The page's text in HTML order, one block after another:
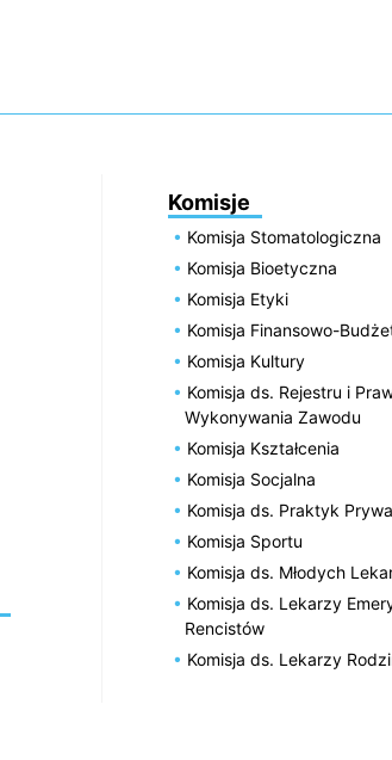
Komisje
Komisja Stomatologiczna
Komisja Bioetyczna
Komisja Etyki
Komisja Finansowo-
Komisja Kultury
Komisja ds. Rejestru i
Wykonywania Zawodu
Komisja Kształcenia
Komisja Socjalna
Komisja ds. Praktyk
Komisja Sportu
Komisja ds. Młodych
Komisja ds. Lekarzy
Rencistów
Komisja ds. Lekarzy